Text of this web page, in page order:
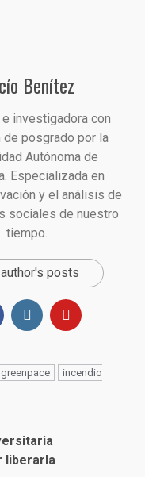
Benítez
e investigadora con
de posgrado por la
Autónoma de
Especializada en
y el análisis de
sociales de nuestro
tiempo.
posts
greenpace
incendio
liberarla